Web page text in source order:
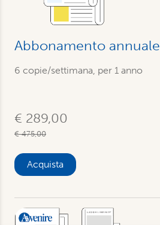
Abbonamento annuale
6 copie/settimana, per 1 anno
€ 289,00
€ 475,00
Acquista